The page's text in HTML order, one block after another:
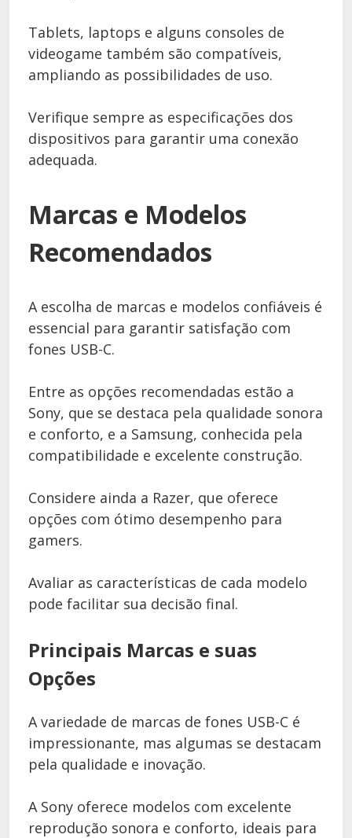
Tablets, laptops e alguns consoles de
videogame também são compatíveis,
ampliando as possibilidades de uso.
Verifique sempre as especificações dos
dispositivos para garantir uma conexão
adequada.
Marcas e Modelos
Recomendados
A escolha de marcas e modelos confiáveis é
essencial para garantir satisfação com
fones USB-C.
Entre as opções recomendadas estão a
Sony, que se destaca pela qualidade sonora
e conforto, e a Samsung, conhecida pela
compatibilidade e excelente construção.
Considere ainda a Razer, que oferece
opções com ótimo desempenho para
gamers.
Avaliar as características de cada modelo
pode facilitar sua decisão final.
Principais Marcas e suas
Opções
A variedade de marcas de fones USB-C é
impressionante, mas algumas se destacam
pela qualidade e inovação.
A Sony oferece modelos com excelente
reprodução sonora e conforto, ideais para